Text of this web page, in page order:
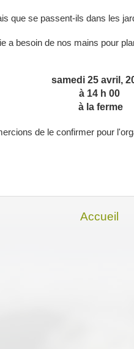
que se passent-ils dans les
a besoin de nos mains pour
samedi 25 avril,
à 14 h 00
à la ferme
de le confirmer pour
Accueil